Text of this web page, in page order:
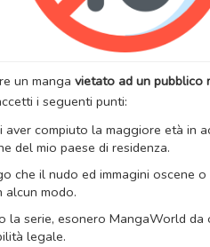
un manga vietato ad un pubblico
i seguenti punti:
aver compiuto la maggiore età in
del mio paese di residenza.
che il nudo ed immagini oscene
alcun modo.
la serie, esonero MangaWorld da
legale.
Artista:Hyuk
Stato:Finito
Fansub:
Lista capitoli
Primo capitolo